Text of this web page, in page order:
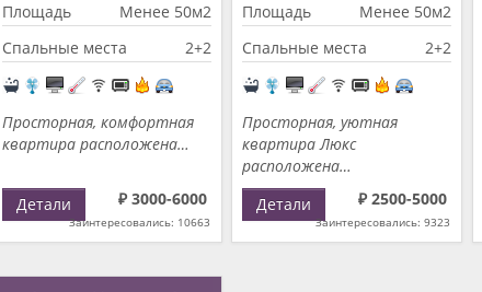
Площадь
Менее 50м2
Спальные места
2+2
Просторная, комфортная
квартира расположена…
₽ 3000-6000
Заинтересовались: 10663
Детали
Площадь
Менее 50м2
Спальные места
2+2
Просторная, уютная
квартира Люкс
расположена…
₽ 2500-5000
Заинтересовались: 9323
Детали